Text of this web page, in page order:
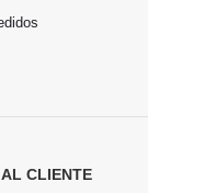
CLIENTE